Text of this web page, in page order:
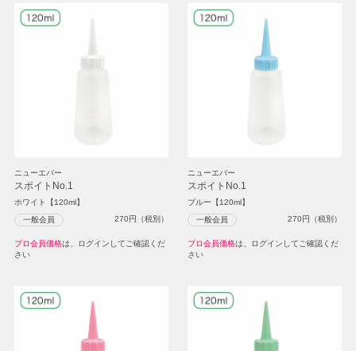
ニューエバー
スポイトNo.1
ホワイト【120ml】
一般会員 270円（税別）
プロ会員価格は、ログインしてご確認くだ
さい
ニューエバー
スポイトNo.1
ブルー【120ml】
一般会員 270円（税別）
プロ会員価格は、ログインしてご確認くだ
さい